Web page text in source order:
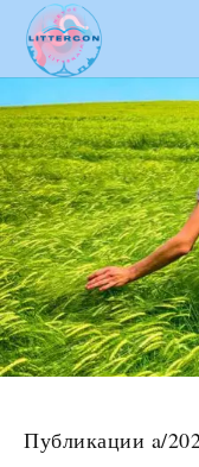
LITTERcon
Публикации a/